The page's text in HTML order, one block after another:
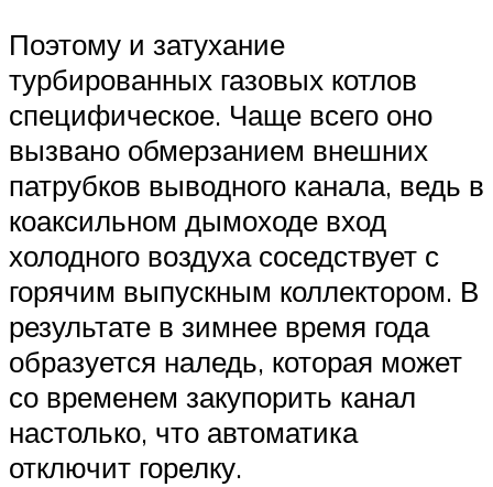
Поэтому и затухание
турбированных газовых котлов
специфическое. Чаще всего оно
вызвано обмерзанием внешних
патрубков выводного канала, ведь в
коаксильном дымоходе вход
холодного воздуха соседствует с
горячим выпускным коллектором. В
результате в зимнее время года
образуется наледь, которая может
со временем закупорить канал
настолько, что автоматика
отключит горелку.